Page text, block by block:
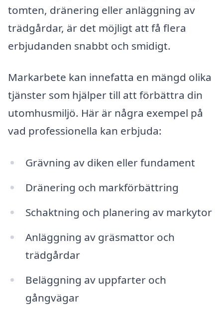
tomten, dränering eller anläggning av
trädgårdar, är det möjligt att få flera
erbjudanden snabbt och smidigt.
Markarbete kan innefatta en mängd olika
tjänster som hjälper till att förbättra din
utomhusmiljö. Här är några exempel på
vad professionella kan erbjuda:
Grävning av diken eller fundament
Dränering och markförbättring
Schaktning och planering av markytor
Anläggning av gräsmattor och
trädgårdar
Beläggning av uppfarter och
gångvägar